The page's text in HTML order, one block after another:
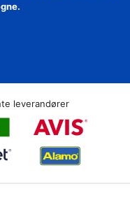
leverandører